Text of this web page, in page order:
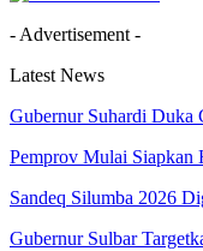
- Advertisement -
Latest News
Gubernur Suhardi Duka
Pemprov Mulai
Sandeq Silumba 2026
Gubernur Sulbar